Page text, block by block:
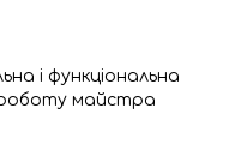
і функціональна
роботу майстра